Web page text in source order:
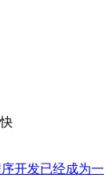
开发已经成为一